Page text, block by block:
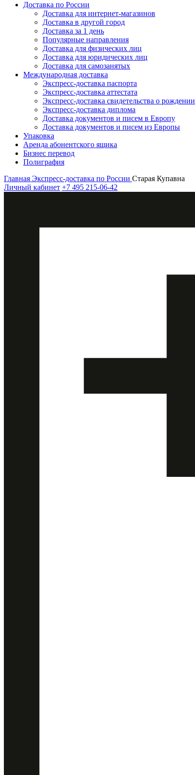
Доставка по России
Доставка для интернет-магазинов
Доставка в другой город
Доставка за 1 день
Популярные направления
Доставка для физических лиц
Доставка для юридических лиц
Доставка для самозанятых
Международная доставка
Экспресс-доставка паспорта
Экспресс-доставка аттестата
Экспресс-доставка свидетельства о рождении
Экспресс-доставка диплома
Доставка документов и писем в Европу
Доставка документов и писем из Европы
Упаковка
Аренда абонентского ящика
Бизнес перевод
Полиграфия
Главная Экспресс-доставка по России Старая Купавна
Личный кабинет +7 495 215-06-42